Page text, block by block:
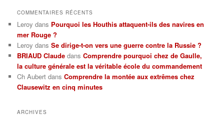
COMMENTAIRES RÉCENTS
Leroy dans Pourquoi les Houthis attaquent-ils des navires en
mer Rouge ?
Leroy dansSe dirige-t-on vers une guerre contre la Russie ?
BRIAUD Claude dansComprendre pourquoi chez de Gaulle,
la culture générale est la véritable école du commandement
Ch Aubert dansComprendre la montée aux extrêmes chez
Clausewitz en cinq minutes
ARCHIVES